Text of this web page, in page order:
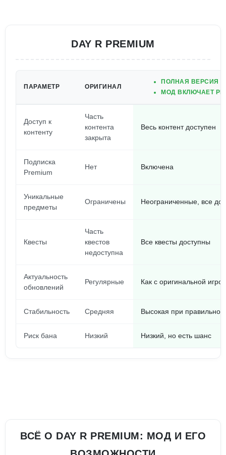
DAY R PREMIUM
ПАРАМЕТР ОРИГИНАЛ
ПОЛНАЯ ВЕРСИЯ
МОД ВКЛЮЧАЕТ
Доступ к
контенту
Часть
контента
закрыта
Весь контент доступен
Подписка
Premium
Нет Включена
Уникальные
предметы
Ограничены Неограниченные, все
Квесты
Часть
квестов
недоступна
Все квесты доступны
Актуальность
обновлений
Регулярные Как с оригинальной игрой
Стабильность Средняя Высокая при правильной
Риск бана Низкий Низкий, но есть шанс
ВСЁ О DAY R PREMIUM: МОД И ЕГО